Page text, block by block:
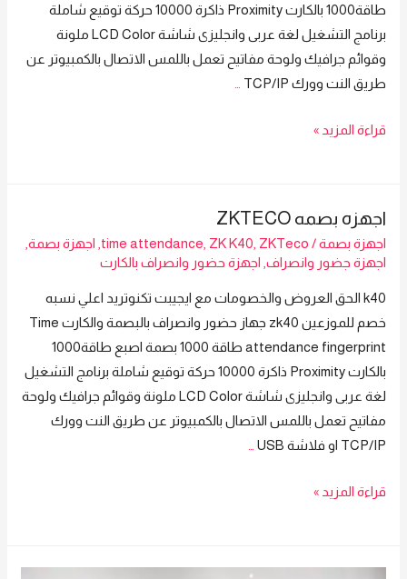
طاقة1000 بالكارت Proximity ذاكرة 10000 حركة توقيع شاملة
برنامج التشغيل لغة عربى وانجليزى شاشة LCD Color ملونة
وقوائم جرافيك ولوحة مفاتيح تعمل باللمس الاتصال بالكمبيوتر عن
طريق النت وورك TCP/IP
اجهزه
|
K40
ZKTECO
قراءة المزيد »
اجهزه بصمه ZKTECO
اجهزة بصمة/
time attendance ZK K40 ZKTeco اجهزة بصمة
اجهزة جضور وانصراف اجهزة حضور وانصراف بالكارت
k40 الحق العروض والخصومات مع ايجيبت تكنوتريد اعلي نسبه
خصم للموزعين zk40 جهاز حضور وانصراف بالبصمة والكارت Time
attendance fingerprint طاقة 1000 بصمة اصبع طاقة1000
بالكارت Proximity ذاكرة 10000 حركة توقيع شاملة برنامج التشغيل
لغة عربى وانجليزى شاشة LCD Color ملونة وقوائم جرافيك ولوحة
مفاتيح تعمل باللمس الاتصال بالكمبيوتر عن طريق النت وورك
TCP/IP او فلاشة USB
اجهزه
قراءة المزيد »